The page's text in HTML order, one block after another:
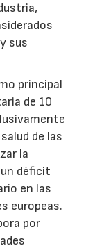
sus
principal
de 10
de las
la
déficit
en las
europeas.
por